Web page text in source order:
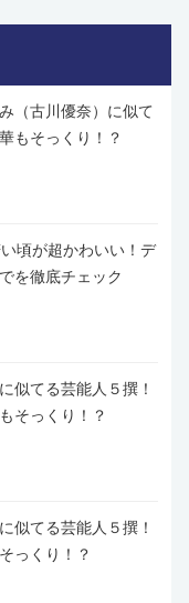
（古川優奈）に似て
もそっくり！？
頃が超かわいい！デ
を徹底チェック
似てる芸能人５撰！
そっくり！？
似てる芸能人５撰！
っくり！？